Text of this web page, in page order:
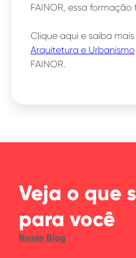
FAINOR, essa
Clique aqui e saiba
Arquitetura e Urbanismo
FAINOR.
Veja o que
para você
Nosso Blog